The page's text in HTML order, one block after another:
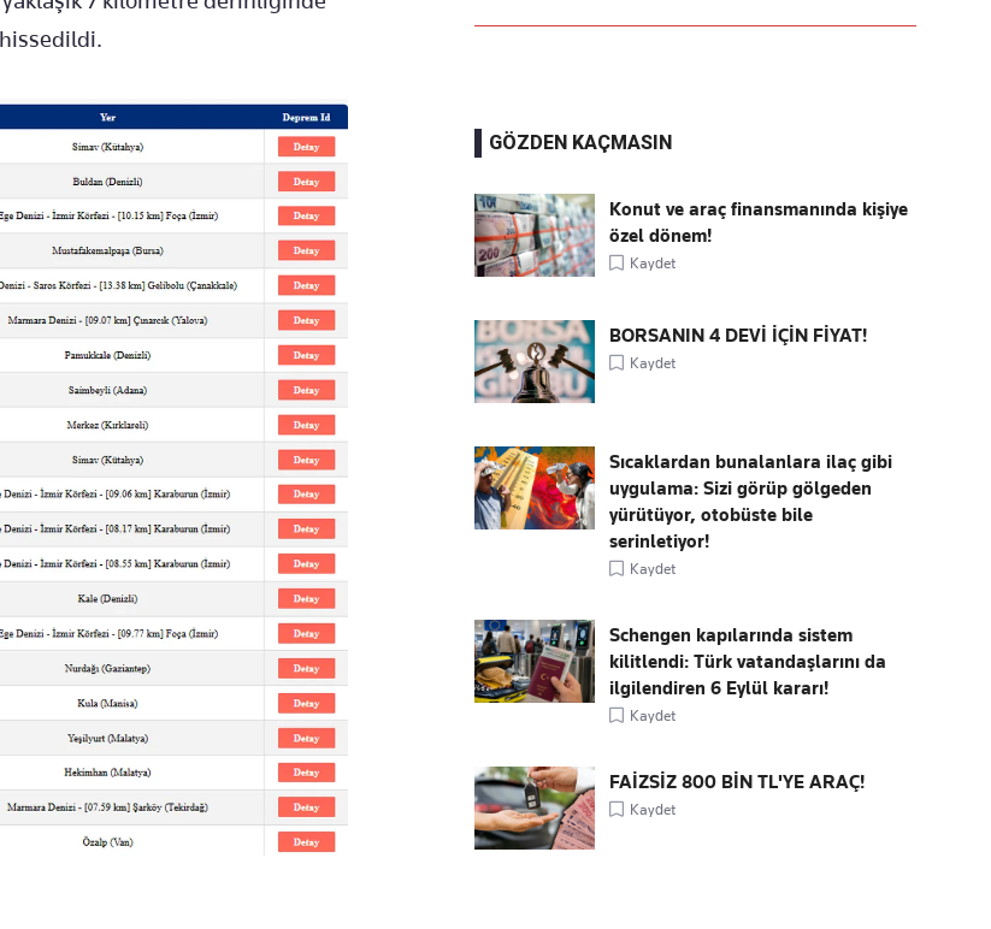
GÖZDEN KAÇMASIN
Konut ve araç finansmanında kişiye
özel dönem!
Kaydet
BORSANIN 4 DEVİ İÇİN FİYAT!
Kaydet
Sıcaklardan bunalanlara ilaç gibi
uygulama: Sizi görüp gölgeden
yürütüyor, otobüste bile
serinletiyor!
Kaydet
Schengen kapılarında sistem
kilitlendi: Türk vatandaşlarını da
ilgilendiren 6 Eylül kararı!
Kaydet
FAİZSİZ 800 BİN TL'YE ARAÇ!
Kaydet